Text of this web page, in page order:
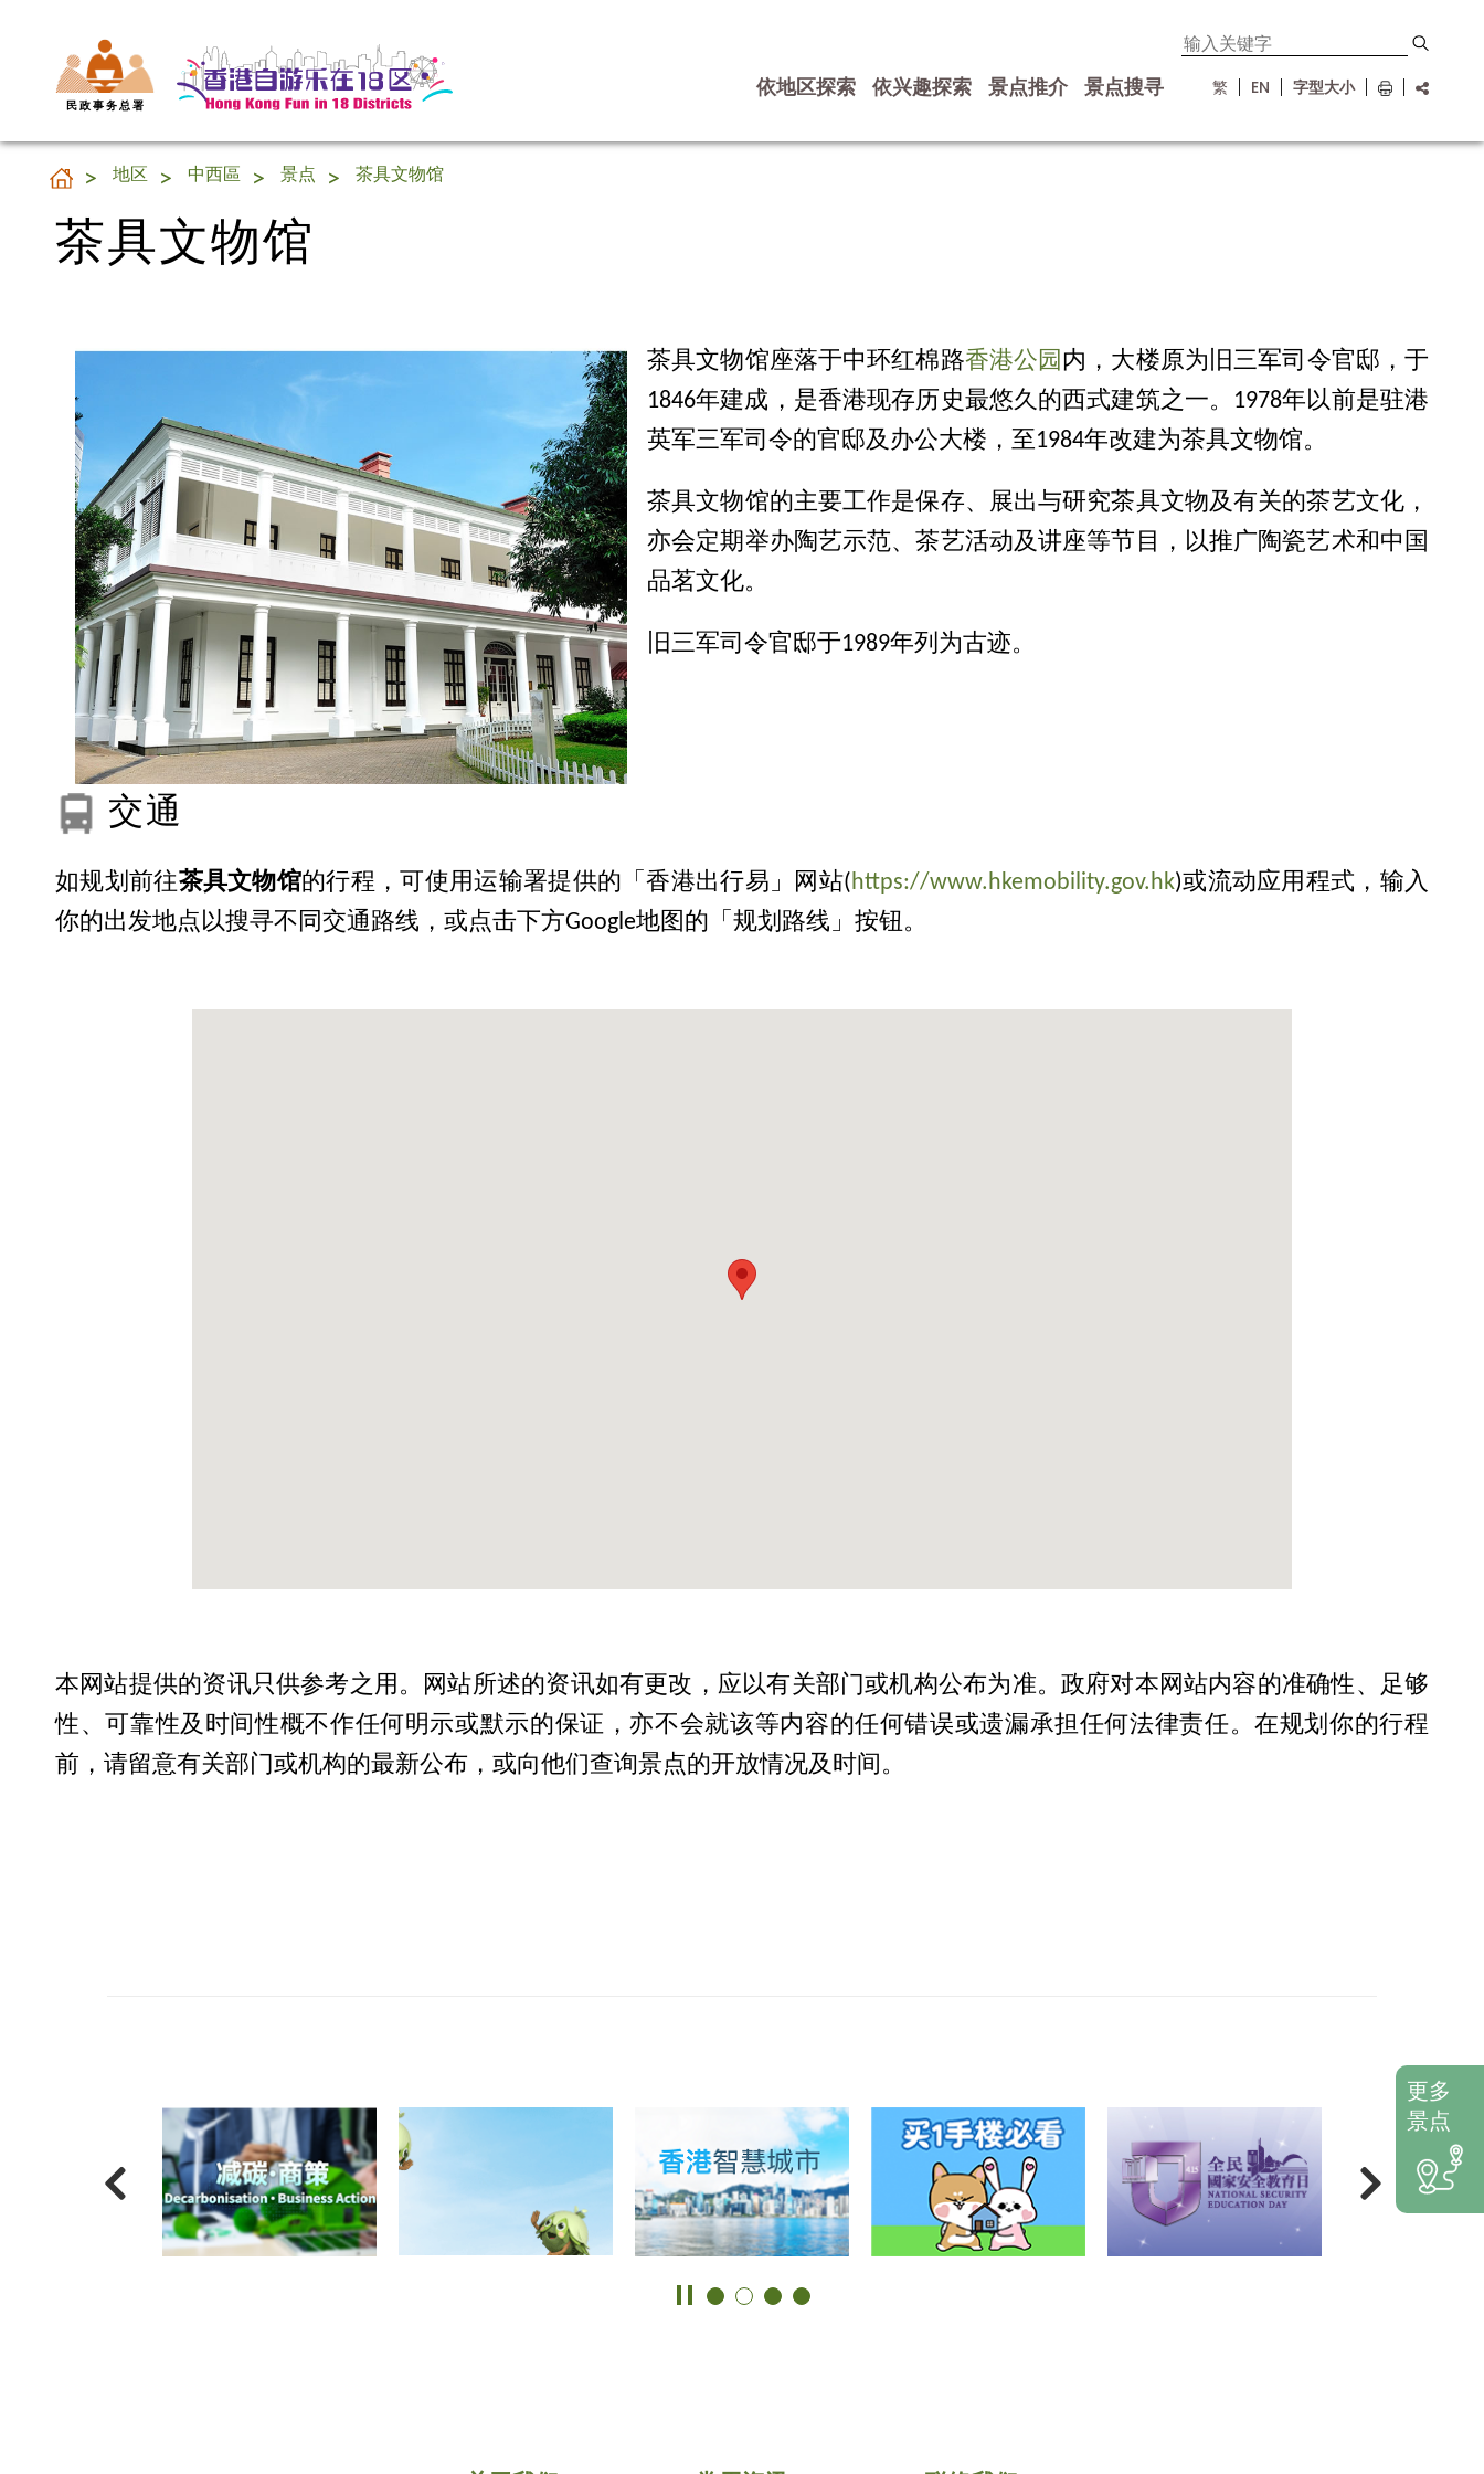
民 政 事 务 总 署
依地区探索 依兴趣探索 景点推介 景点搜寻 繁 EN 字型大小
茶具文物馆
地区 中西區 景点 茶具文物馆
茶具文物馆
茶具文物馆座落于中环红棉路香港公园 内，大楼原为旧三军司令官邸，于
1846年建成，是香港现存历史最悠久的西式建筑之一。1978年以前是驻港
英军三军司令的官邸及办公大楼，至1984年改建为茶具文物馆。
茶具文物馆的主要工作是保存、展出与研究茶具文物及有关的茶艺文化，
亦会定期举办陶艺示范、茶艺活动及讲座等节目，以推广陶瓷艺术和中国
品茗文化。
旧三军司令官邸于1989年列为古迹。
交通
如规划前往茶具文物馆的行程，可使用运输署提供的「香港出行易」网站(https://www.hkemobility.gov.hk)或流动应用程式，输入
你的出发地点以搜寻不同交通路线，或点击下方Google地图的「规划路线」按钮。
本网站提供的资讯只供参考之用。网站所述的资讯如有更改，应以有关部门或机构公布为准。政府对本网站内容的准确性、足够
性、可靠性及时间性概不作任何明示或默示的保证，亦不会就该等内容的任何错误或遗漏承担任何法律责任。在规划你的行程
前，请留意有关部门或机构的最新公布，或向他们查询景点的开放情况及时间。
更多
景点